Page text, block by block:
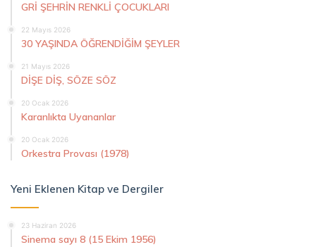
GRİ ŞEHRİN RENKLİ ÇOCUKLARI
22 Mayıs 2026
30 YAŞINDA ÖĞRENDİĞİM ŞEYLER
21 Mayıs 2026
DİŞE DİŞ, SÖZE SÖZ
20 Ocak 2026
Karanlıkta Uyananlar
20 Ocak 2026
Orkestra Provası (1978)
Yeni Eklenen Kitap ve Dergiler
23 Haziran 2026
Sinema sayı 8 (15 Ekim 1956)